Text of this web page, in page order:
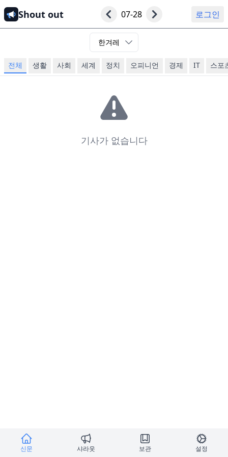
Shout out 07-28 로그인
한겨레
전체 생활 사회 세계 정치 오피니언 경제 IT 스포
기사가 없습니다
신문 샤라웃 보관 설정